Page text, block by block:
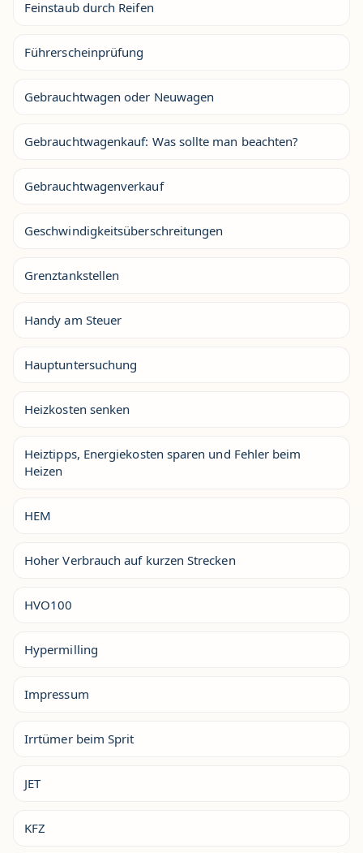
Feinstaub durch Reifen
Führerscheinprüfung
Gebrauchtwagen oder Neuwagen
Gebrauchtwagenkauf: Was sollte man beachten?
Gebrauchtwagenverkauf
Geschwindigkeitsüberschreitungen
Grenztankstellen
Handy am Steuer
Hauptuntersuchung
Heizkosten senken
Heiztipps, Energiekosten sparen und Fehler beim
Heizen
HEM
Hoher Verbrauch auf kurzen Strecken
HVO100
Hypermilling
Impressum
Irrtümer beim Sprit
JET
KFZ